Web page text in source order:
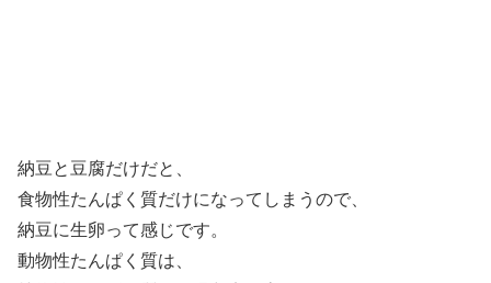
納豆と豆腐だけだと、
食物性たんぱく質だけになってしまうので、
納豆に生卵って感じです。
動物性たんぱく質は、